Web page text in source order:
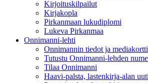
Kirjoituskilpailut
Kirjakopla
Pirkanmaan lukudiplomi
Lukeva Pirkanmaa
Onnimanni-lehti
Onnimannin tiedot ja mediakortti
Tutustu Onnimanni-lehden
Tilaa Onnimanni
Haavi-palsta, lastenkirja-alan